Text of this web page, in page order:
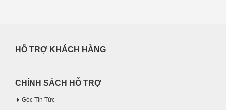
HỖ TRỢ KHÁCH HÀNG
CHÍNH SÁCH HỖ TRỢ
Góc Tin Tức